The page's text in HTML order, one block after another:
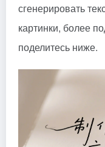
сгенерировать
картинки, более
поделитесь ниже.